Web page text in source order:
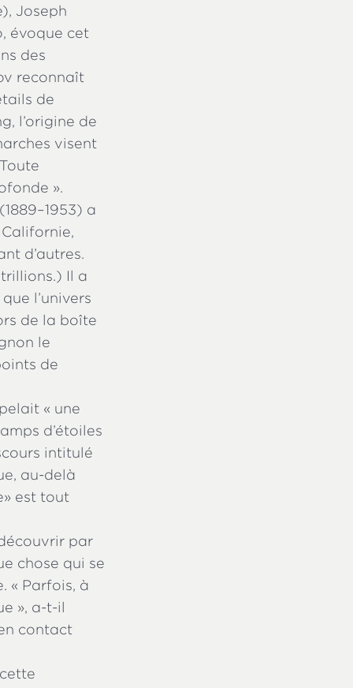
Joseph
évoque cet
des
reconnaît
de
l’origine de
visent
».
a
d’autres.
Il a
l’univers
de la boîte
le
de
« une
d’étoiles
intitulé
au-delà
est tout
par
chose qui se
« Parfois, à
», a-t-il
contact